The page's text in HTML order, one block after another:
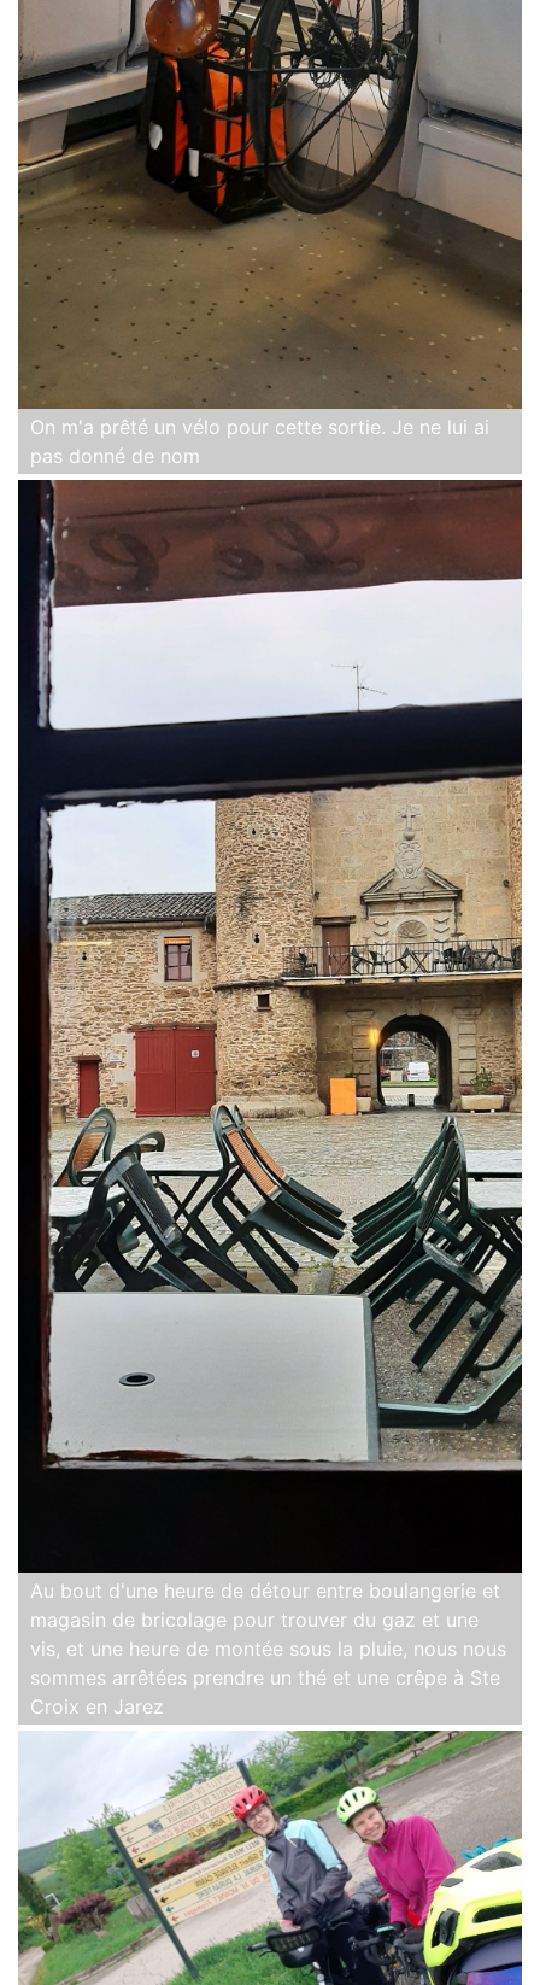
On m'a prêté un vélo pour cette sortie. Je ne lui ai
pas donné de nom
Au bout d'une heure de détour entre boulangerie et
magasin de bricolage pour trouver du gaz et une
vis, et une heure de montée sous la pluie, nous nous
sommes arrêtées prendre un thé et une crêpe à Ste
Croix en Jarez